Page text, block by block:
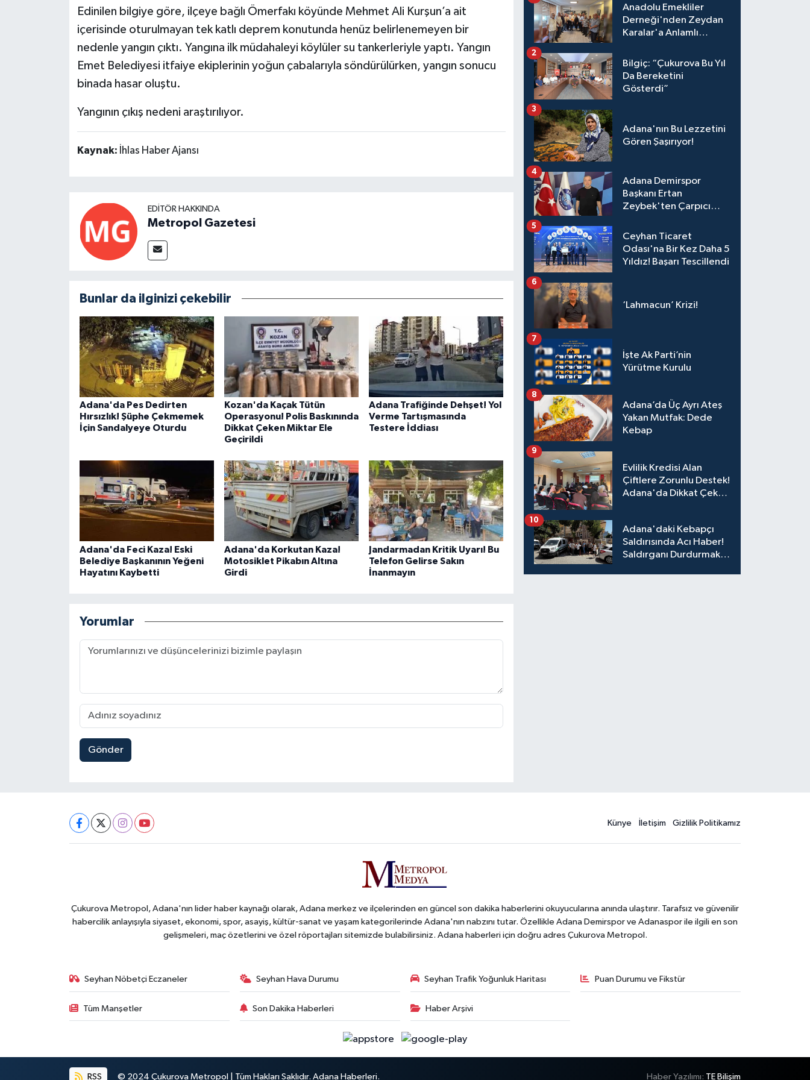
Edinilen bilgiye göre, ilçeye bağlı Ömerfakı köyünde Mehmet Ali Kurşun’a ait
içerisinde oturulmayan tek katlı deprem konutunda henüz belirlenemeyen bir
nedenle yangın çıktı. Yangına ilk müdahaleyi köylüler su tankerleriyle yaptı. Yangın
Emet Belediyesi itfaiye ekiplerinin yoğun çabalarıyla söndürülürken, yangın sonucu
binada hasar oluştu.
Yangının çıkış nedeni araştırılıyor.
Kaynak: İhlas Haber Ajansı
EDITÖR HAKKINDA
Metropol Gazetesi
Bunlar da ilginizi çekebilir
Adana'da Pes Dedirten
Hırsızlık! Şüphe Çekmemek
İçin Sandalyeye Oturdu
Kozan'da Kaçak Tütün
Operasyonu! Polis Baskınında
Dikkat Çeken Miktar Ele
Geçirildi
Adana Trafiğinde Dehşet! Yol
Verme Tartışmasında
Testere İddiası
Adana'da Feci Kaza! Eski
Belediye Başkanının Yeğeni
Hayatını Kaybetti
Adana'da Korkutan Kaza!
Motosiklet Pikabın Altına
Girdi
Jandarmadan Kritik Uyarı! Bu
Telefon Gelirse Sakın
İnanmayın
Yorumlar
Gönder
Anadolu Emekliler
Derneği'nden Zeydan
Karalar'a Anlamlı
Bilgiç: “Çukurova Bu Yıl
Da Bereketini
Gösterdi”
2
Adana'nın Bu Lezzetini
Gören Şaşırıyor!
3
Adana Demirspor
Başkanı Ertan
Zeybek'ten Çarpıcı
Toparlanmak 10 Yıl
Sürer"
4
Ceyhan Ticaret
Odası'na Bir Kez Daha 5
Yıldız! Başarı Tescillendi
5
‘Lahmacun’ Krizi!
6
İşte Ak Parti’nin
Yürütme Kurulu
7
Adana’da Üç Ayrı Ateş
Yakan Mutfak: Dede
Kebap
8
Evlilik Kredisi Alan
Çiftlere Zorunlu Destek!
Adana'da Dikkat Çeken
9
Adana'daki Kebapçı
Saldırısında Acı Haber!
Saldırganı Durdurmak
10
Künye İletişim Gizlilik Politikamız
Çukurova Metropol, Adana'nın lider haber kaynağı olarak, Adana merkez ve ilçelerinden en güncel son dakika haberlerini okuyucularına anında ulaştırır. Tarafsız ve güvenilir
habercilik anlayışıyla siyaset, ekonomi, spor, asayiş, kültür-sanat ve yaşam kategorilerinde Adana'nın nabzını tutar. Özellikle Adana Demirspor ve Adanaspor ile ilgili en son
gelişmeleri, maç özetlerini ve özel röportajları sitemizde bulabilirsiniz. Adana haberleri için doğru adres Çukurova Metropol.
Seyhan Nöbetçi Eczaneler Seyhan Hava Durumu Seyhan Trafik Yoğunluk Haritası Puan Durumu ve Fikstür
Tüm Manşetler Son Dakika Haberleri Haber Arşivi
RSS © 2024 Çukurova Metropol | Tüm Hakları Saklıdır. Adana Haberleri. Haber Yazılımı: TE Bilişim